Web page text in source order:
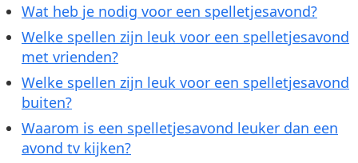
Wat heb je nodig voor een spelletjesavond?
Welke spellen zijn leuk voor een spelletjesavond
met vrienden?
Welke spellen zijn leuk voor een spelletjesavond
buiten?
Waarom is een spelletjesavond leuker dan een
avond tv kijken?